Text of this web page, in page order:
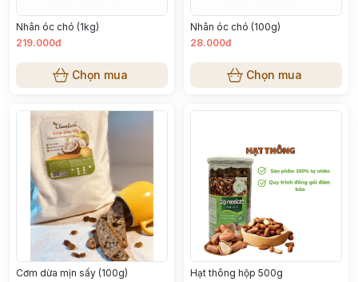
Nhân óc chó (1kg)
219.000đ
Chọn mua
Nhân óc chó (100g)
28.000đ
Chọn mua
Cơm dừa mịn sấy (100g)
Hạt thông hộp 500g